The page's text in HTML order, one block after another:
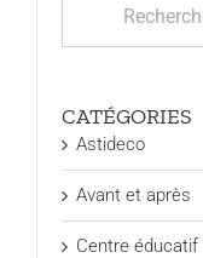
CATÉGORIES
Astideco
Avant et après
Centre éducatif